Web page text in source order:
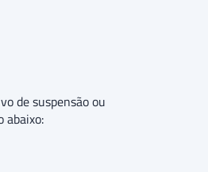
de suspensão ou
abaixo: